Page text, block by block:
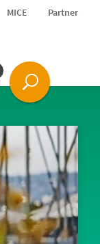
MICE Partner